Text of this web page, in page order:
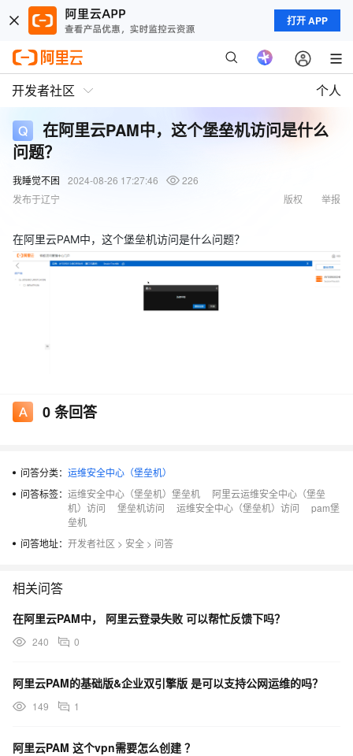
打开 APP
开发者社区 个人
在阿里云PAM中，这个堡垒机访问是什么
问题？
我睡觉不困 2024-08-26 17:27:46
226
发布于辽宁
举报
版权
在阿里云PAM中，这个堡垒机访问是什么问题？
0条回答
问答分类： 运维安全中心（堡垒机）
问答标签： 运维安全中心（堡垒机）堡垒机
阿里云运维安全中心（堡垒
机）访问
堡垒机访问 运维安全中心（堡垒机）访问
pam堡
垒机
问答地址： 开发者社区 > 安全 > 问答
相关问答
在阿里云PAM中， 阿里云登录失败 可以帮忙反馈下吗？
240 0
阿里云PAM的基础版&企业双引擎版 是可以支持公网运维的吗？
149 1
阿里云PAM 这个vpn需要怎么创建 ？